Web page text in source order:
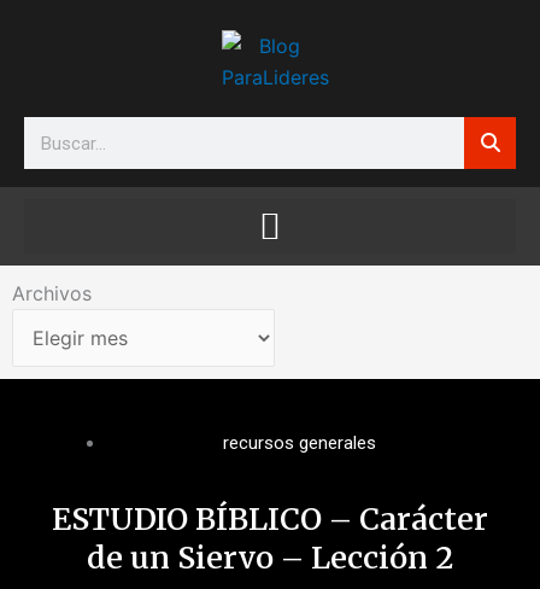
Search
Archivos
Archivos
recursos generales
ESTUDIO BÍBLICO – Carácter
de un Siervo – Lección 2